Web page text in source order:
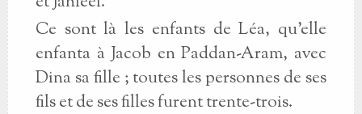
Ce sont là les enfants de Léa, qu’elle
enfanta à Jacob en Paddan-Aram, avec
Dina sa fille ; toutes les personnes de ses
fils et de ses filles furent trente-trois.